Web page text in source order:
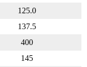
125.0
137.5
400
145